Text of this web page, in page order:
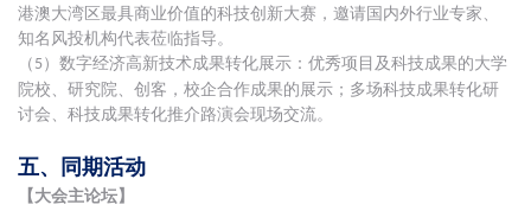
港澳大湾区最具商业价值的科技创新大赛，邀请国内外行业专家、
知名风投机构代表莅临指导。
（ 5）数字经济高新技术成果转化展示：优秀项目及科技成果的大学
院校、研究院、创客，校企合作成果的展示；多场科技成果转化研
讨会、科技成果转化推介路演会现场交流。
五、同期活动
【大会主论坛】